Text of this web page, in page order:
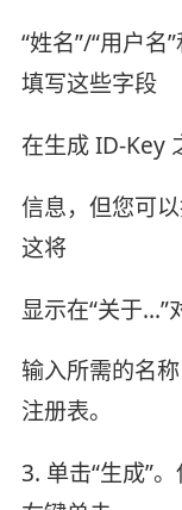
“姓名”/“用户名
填写这些字段
在生成 ID-Key
信息，但您可以
这将
显示在“关于...”
输入所需的名
注册表。
3. 单击“生成”